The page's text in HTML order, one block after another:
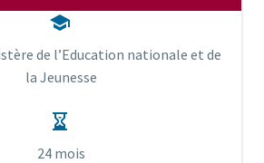


de l’Education nationale et de
la Jeunesse


24 mois